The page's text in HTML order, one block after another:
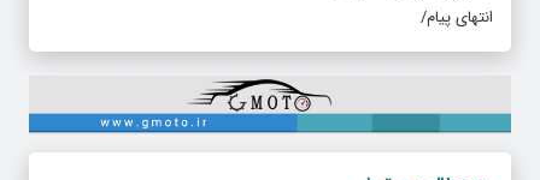
انتهای پیام/